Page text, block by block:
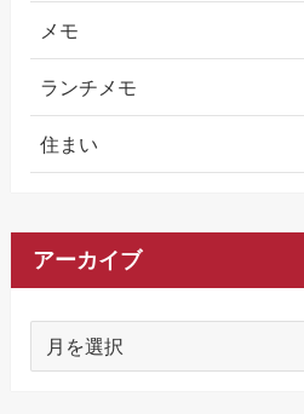
メモ
ランチメモ
住まい
アーカイブ